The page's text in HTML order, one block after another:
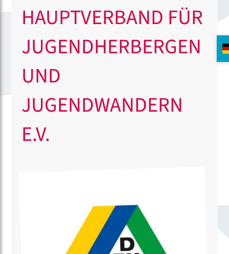
HAUPTVERBAND FÜR
JUGENDHERBERGEN
UND
JUGENDWANDERN
E.V.